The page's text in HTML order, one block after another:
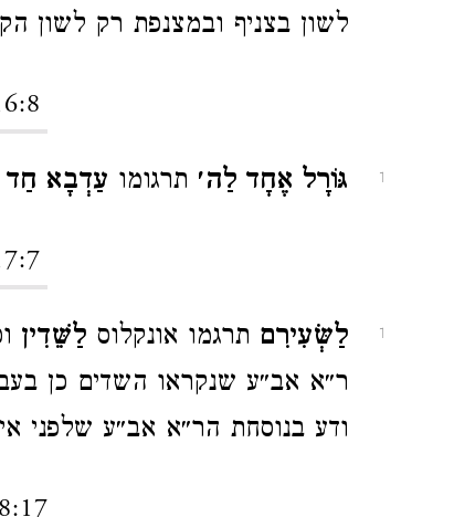
לשון בצניף ובמצנפת רק לשון
1 גּוֹרָל אֶחָד לַה׳ תרגומו עַדְבָא חַד
1 לַשְּׂעִירִם תרגמו אונקלוס לַשֵּׁדִין
ר״א אב״ע שנקראו השדים כן
ודע בנוסחת הר״א אב״ע שלפני